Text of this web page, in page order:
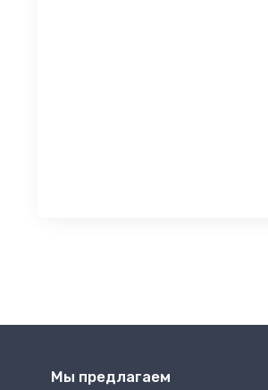
Мы предлагаем